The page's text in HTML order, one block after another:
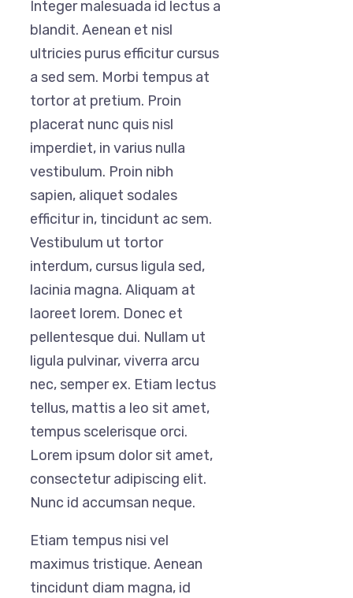
Integer malesuada id lectus a
blandit. Aenean et nisl
ultricies purus efficitur cursus
a sed sem. Morbi tempus at
tortor at pretium. Proin
placerat nunc quis nisl
imperdiet, in varius nulla
vestibulum. Proin nibh
sapien, aliquet sodales
efficitur in, tincidunt ac sem.
Vestibulum ut tortor
interdum, cursus ligula sed,
lacinia magna. Aliquam at
laoreet lorem. Donec et
pellentesque dui. Nullam ut
ligula pulvinar, viverra arcu
nec, semper ex. Etiam lectus
tellus, mattis a leo sit amet,
tempus scelerisque orci.
Lorem ipsum dolor sit amet,
consectetur adipiscing elit.
Nunc id accumsan neque.
Etiam tempus nisi vel
maximus tristique. Aenean
tincidunt diam magna, id